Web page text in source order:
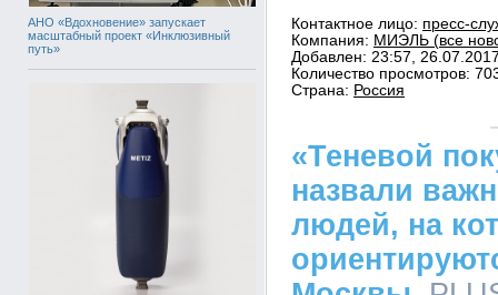
АНО «Вдохновение» запускает
масштабный проект «Инклюзивный
путь»
Контактное лицо: пресс-
Компания: МИЭЛЬ (все
Добавлен: 23:57,
Количество просмотров:
Страна: Россия
«Теневой
назвали
людей, на